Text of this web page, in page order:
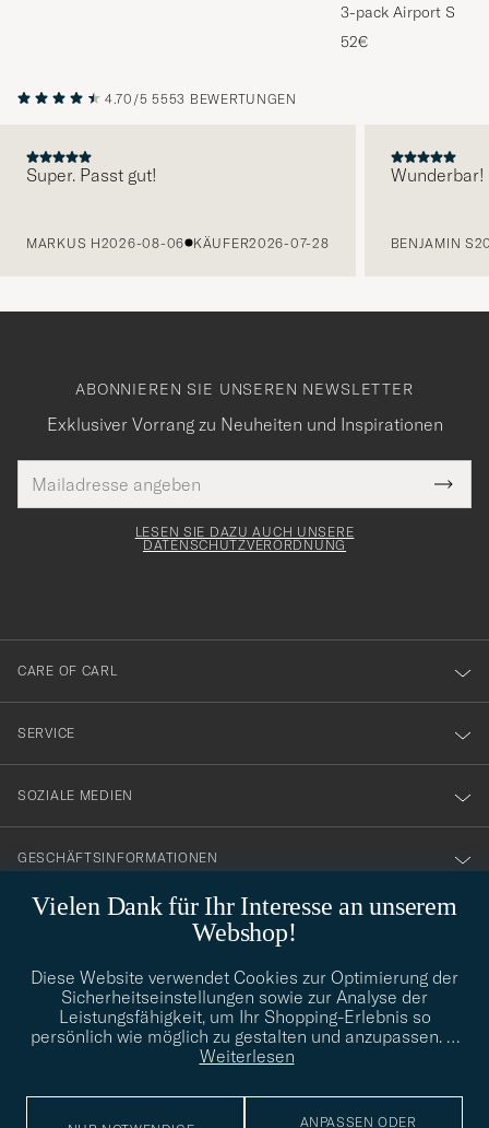
3-pack Airport
Melange
52€
4.70/5 5553 BEWERTUNGEN
Super. Passt gut!
MARKUS H2026-08-06 KÄUFER2026-07-28
Wunderbar!
BENJAMIN S
Vielen Dank für Ihr Interesse an unserem
Webshop!
Diese Website verwendet Cookies zur Optimierung der
Sicherheitseinstellungen sowie zur Analyse der
Leistungsfähigkeit, um Ihr Shopping-Erlebnis so
persönlich wie möglich zu gestalten und anzupassen. …
Weiterlesen
ANPASSEN ODER
ABONNIEREN SIE UNSEREN NEWSLETTER
Exklusiver Vorrang zu Neuheiten und Inspirationen
Mail
Adresse
Tack
för
dig
till
vårt
nyhetsbrev!
LESEN SIE DAZU AUCH UNSERE
DATENSCHUTZVERORDNUNG
CARE OF CARL
SERVICE
SOZIALE MEDIEN
GESCHÄFTSINFORMATIONEN
info@careofcarl.de
Benötigen Sie Hilfe bei der Suche nach Ihrem persönlichen Stil?
Wenden Sie sich an uns, wir helfen Ihnen gerne weiter!